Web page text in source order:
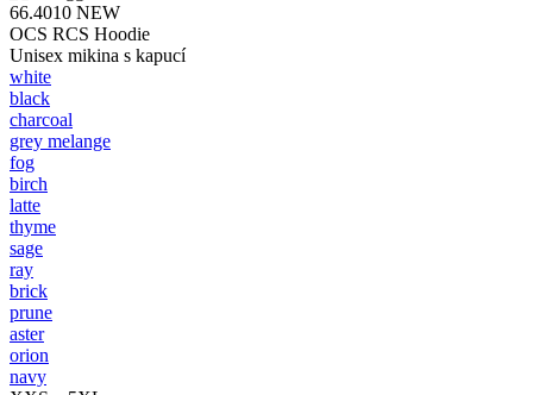
66.4010 NEW
OCS RCS Hoodie
Unisex mikina s kapucí
white
black
charcoal
grey melange
fog
birch
latte
thyme
sage
ray
brick
prune
aster
orion
navy